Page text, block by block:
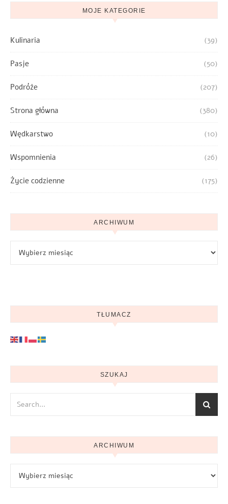
MOJE KATEGORIE
Kulinaria (39)
Pasje (50)
Podróże (207)
Strona główna (380)
Wędkarstwo (10)
Wspomnienia (26)
Życie codzienne (175)
ARCHIWUM
TŁUMACZ
SZUKAJ
ARCHIWUM